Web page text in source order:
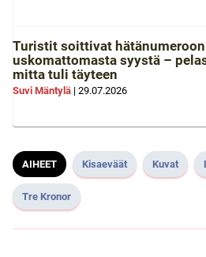
Turistit soittivat hätänumeroon
uskomattomasta syystä –
mitta tuli täyteen
Suvi Mäntylä | 29.07.2026
AIHEET Kisaeväät Kuvat
Tre Kronor